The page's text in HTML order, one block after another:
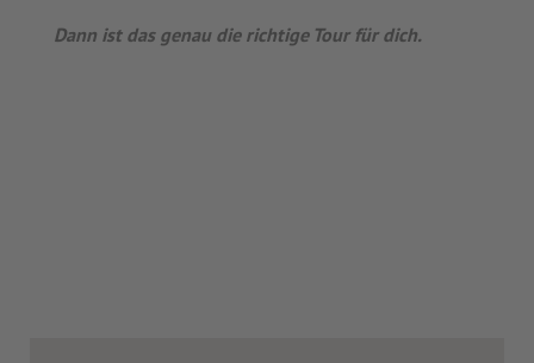
Dann ist das genau die richtige Tour für dich.